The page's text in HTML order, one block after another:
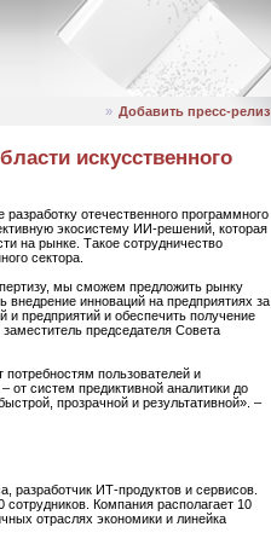
» Добавить пресс-релиз
искусственного
отечественного программного
экосистему ИИ-решений, которая
на рынке. Такое сотрудничество
сектора.
мы сможем предложить рынку
внедрение инноваций на предприятиях за
предприятий и обеспечить получение
председателя Совета
пользователей и
систем предиктивной аналитики до
прозрачной и результативной». –
разработчик ИТ-продуктов и сервисов.
Компания располагает 10
отраслях экономики и линейка